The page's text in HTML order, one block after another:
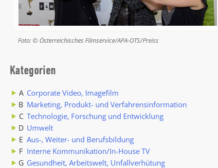
Foto: © Österreichisches Filmservice/APA-OTS/Preiss
Kategorien
A Corporate Video, Imagefilm
B Marketing, Produkt- und Verfahrensinformation
C Technologie, Forschung und Entwicklung
D Umwelt
E Aus-, Weiter- und Berufsbildung
F Interne Kommunikation/In-House TV
G Gesundheit, Arbeitswelt, Unfallverhütung